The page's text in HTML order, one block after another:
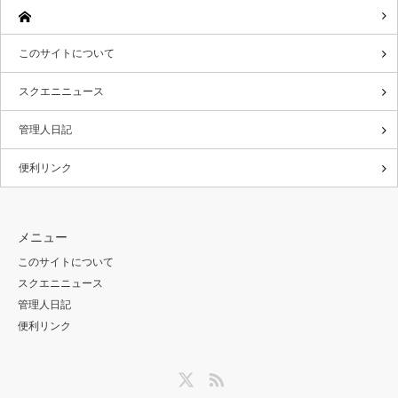
このサイトについて
スクエニニュース
管理人日記
便利リンク
メニュー
このサイトについて
スクエニニュース
管理人日記
便利リンク